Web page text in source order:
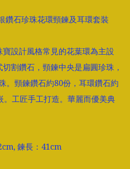
石珍珠花環頸鍊及耳環套裝
設計風格常見的花葉環為主設
割鑽石，頸鍊中央是扁圓珍珠，
。頸鍊鑽石約80份，耳環鑽石約
。工匠手工打造。華麗而優美典
鍊長：41cm